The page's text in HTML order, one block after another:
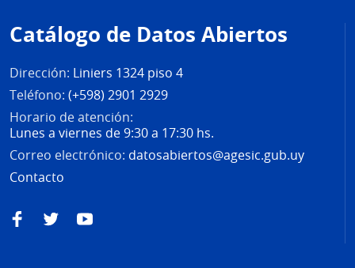
de
página
Catálogo de Datos Abiertos
Dirección: Liniers 1324 piso 4
Teléfono: (+598) 2901 2929
Horario de atención:
Lunes a viernes de 9:30 a 17:30 hs.
Correo electrónico: datosabiertos@agesic.gub.uy
Contacto
FacebookTwitterYouTube